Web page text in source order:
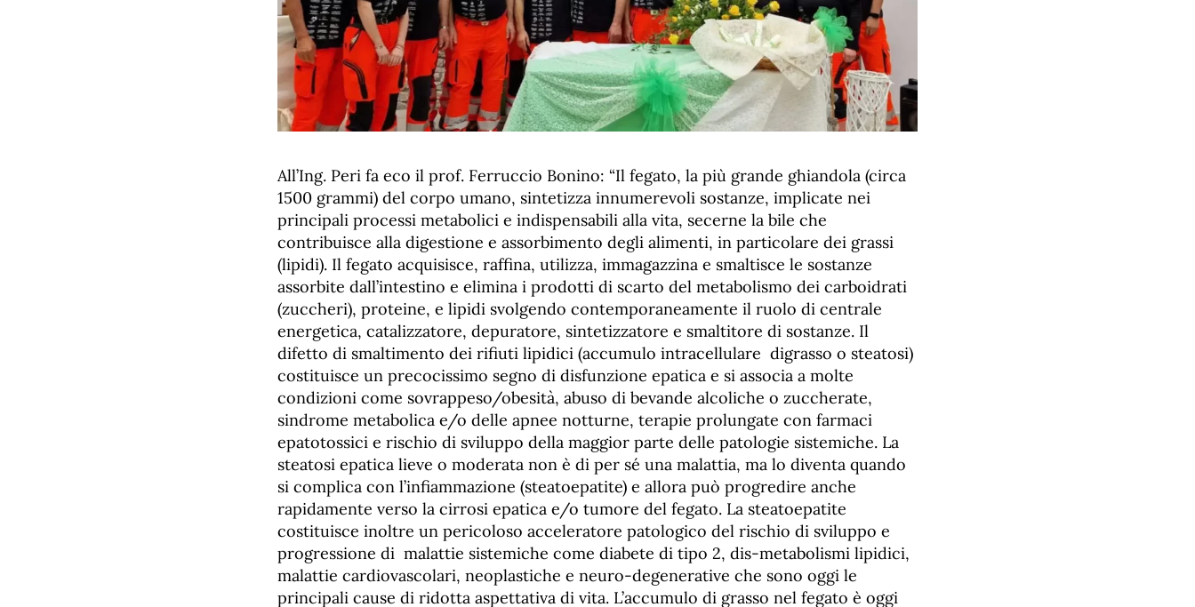
All’Ing. Peri fa eco il prof. Ferruccio Bonino: “Il fegato, la più grande ghiandola (circa
1500 grammi) del corpo umano, sintetizza innumerevoli sostanze, implicate nei
principali processi metabolici e indispensabili alla vita, secerne la bile che
contribuisce alla digestione e assorbimento degli alimenti, in particolare dei grassi
(lipidi). Il fegato acquisisce, raffina, utilizza, immagazzina e smaltisce le sostanze
assorbite dall’intestino e elimina i prodotti di scarto del metabolismo dei carboidrati
(zuccheri), proteine, e lipidi svolgendo contemporaneamente il ruolo di centrale
energetica, catalizzatore, depuratore, sintetizzatore e smaltitore di sostanze. Il
difetto di smaltimento dei rifiuti lipidici (accumulo intracellulare digrasso o steatosi)
costituisce un precocissimo segno di disfunzione epatica e si associa a molte
condizioni come sovrappeso/obesità, abuso di bevande alcoliche o zuccherate,
sindrome metabolica e/o delle apnee notturne, terapie prolungate con farmaci
epatotossici e rischio di sviluppo della maggior parte delle patologie sistemiche. La
steatosi epatica lieve o moderata non è di per sé una malattia, ma lo diventa quando
si complica con l’infiammazione (steatoepatite) e allora può progredire anche
rapidamente verso la cirrosi epatica e/o tumore del fegato. La steatoepatite
costituisce inoltre un pericoloso acceleratore patologico del rischio di sviluppo e
progressione di malattie sistemiche come diabete di tipo 2, dis-metabolismi lipidici,
malattie cardiovascolari, neoplastiche e neuro-degenerative che sono oggi le
principali cause di ridotta aspettativa di vita. L’accumulo di grasso nel fegato è oggi